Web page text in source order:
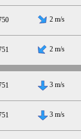
2 m/s
2 m/s
3 m/s
3 m/s